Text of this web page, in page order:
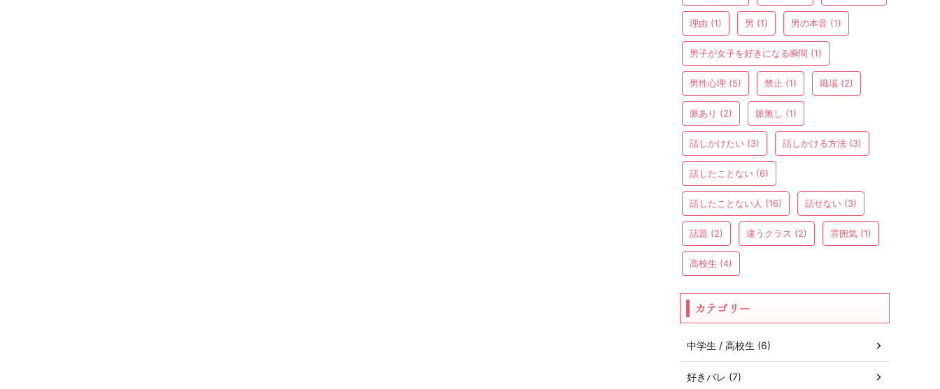
理由 (1) 男 (1) 男の本音 (1)
男子が女子を好きになる瞬間 (1)
男性心理 (5) 禁止 (1) 職場 (2)
脈あり (2) 脈無し (1)
話しかけたい (3) 話しかける方法 (3)
話したことない (6)
話したことない人 (16) 話せない (3)
話題 (2) 違うクラス (2) 雰囲気 (1)
高校生 (4)
カテゴリー
中学生 / 高校生 (6)
好きバレ (7)